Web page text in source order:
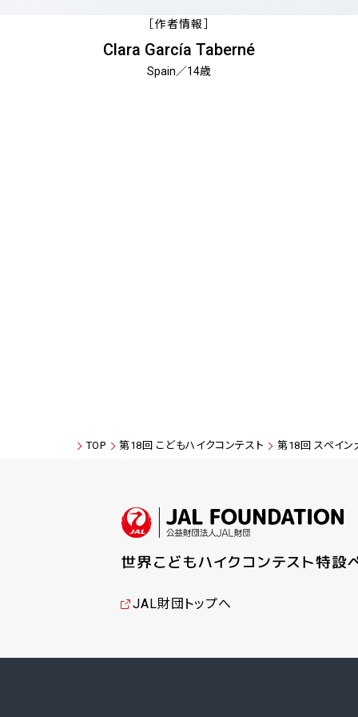
［作者情報］
Clara García Taberné
Spain／14歳
TOP 第18回 こどもハイクコンテスト 第18回 スペイン
JAL財団トップへ